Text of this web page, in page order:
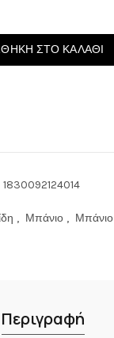
ΣΤΟ ΚΑΛΆΘΙ
1830092124014
, Μπάνιο , Μπάνιο
Περιγραφή